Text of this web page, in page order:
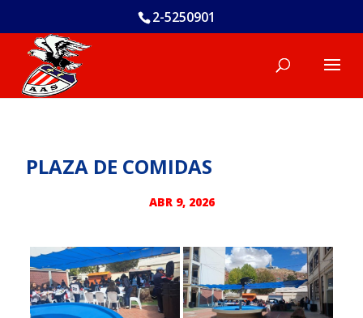
2-5250901
PLAZA DE COMIDAS
ABR 9, 2026